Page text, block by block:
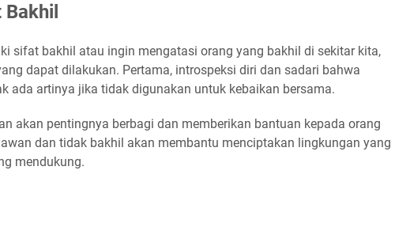
sifat bakhil atau ingin mengatasi orang yang bakhil di sekitar kita,
dapat dilakukan. Pertama, introspeksi diri dan sadari bahwa
ada artinya jika tidak digunakan untuk kebaikan bersama.
akan pentingnya berbagi dan memberikan bantuan kepada orang
dan tidak bakhil akan membantu menciptakan lingkungan yang
mendukung.